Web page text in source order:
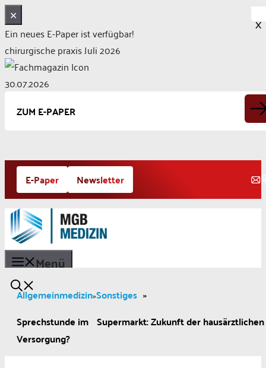
✕
Ein neues E-Paper ist verfügbar!
chirurgische praxis Juli 2026
30.07.2026
ZUM E-PAPER
Zum
Inhalt
springen
E-Paper Newsletter
Menü
Allgemeinmedizin»Sonstiges »
Sprechstunde im Supermarkt: Zukunft der hausärztlichen
Versorgung?
X